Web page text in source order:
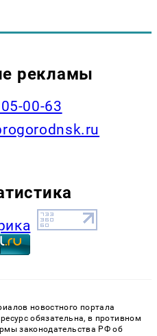
рекламы
00-63
новостного портала
обязательна, в противном
законодательства РФ об